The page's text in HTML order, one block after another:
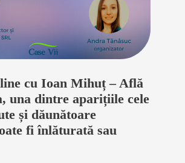
cu Ioan Mihuț – Află
una dintre aparițiile cele
și dăunătoare
fi înlăturată sau